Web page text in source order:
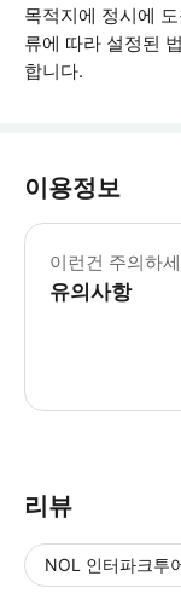
목적지에 정시에
류에 따라 설정된
합니다.
이용정보
이런건 주의하
유의사항
리뷰
NOL 인터파크투